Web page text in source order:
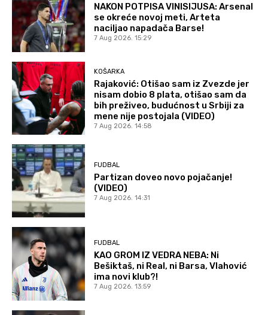
NAKON POTPISA VINISIJUSA: Arsenal
se okreće novoj meti, Arteta
naciljao napadača Barse!
7 Aug 2026. 15:29
KOŠARKA
Rajaković: Otišao sam iz Zvezde jer
nisam dobio 8 plata, otišao sam da
bih preživeo, budućnost u Srbiji za
mene nije postojala (VIDEO)
7 Aug 2026. 14:58
FUDBAL
Partizan doveo novo pojačanje!
(VIDEO)
7 Aug 2026. 14:31
FUDBAL
KAO GROM IZ VEDRA NEBA: Ni
Bešiktaš, ni Real, ni Barsa, Vlahović
ima novi klub?!
7 Aug 2026. 13:59